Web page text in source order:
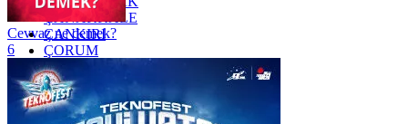
ÇANAKKALE
ÇANKIRI
ÇORUM
İSTANBUL
İZMİR
ŞANLIURFA
ŞIRNAK
Cevvaz ne demek?
6